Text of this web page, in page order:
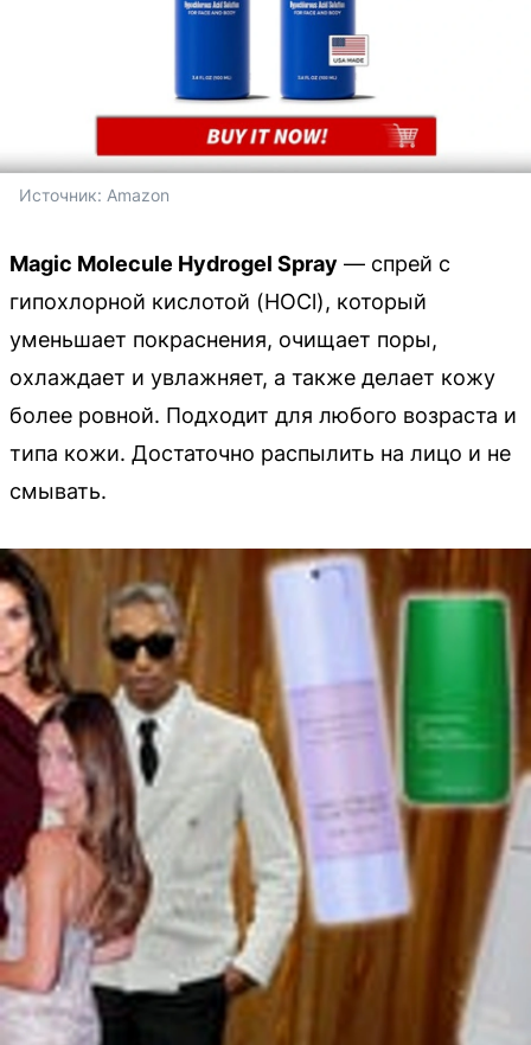
Источник: Amazon
Magic Molecule Hydrogel Spray — спрей с
гипохлорной кислотой (HOCl), который
уменьшает покраснения, очищает поры,
охлаждает и увлажняет, а также делает кожу
более ровной. Подходит для любого возраста и
типа кожи. Достаточно распылить на лицо и не
смывать.